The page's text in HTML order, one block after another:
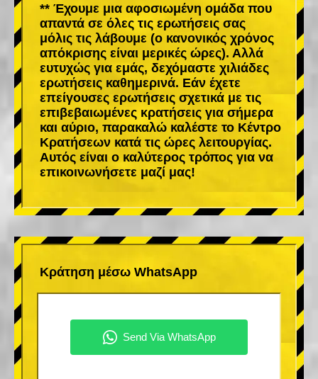
** Έχουμε μια αφοσιωμένη ομάδα που
απαντά σε όλες τις ερωτήσεις σας
μόλις τις λάβουμε (ο κανονικός χρόνος
απόκρισης είναι μερικές ώρες). Αλλά
ευτυχώς για εμάς, δεχόμαστε χιλιάδες
ερωτήσεις καθημερινά. Εάν έχετε
επείγουσες ερωτήσεις σχετικά με τις
επιβεβαιωμένες κρατήσεις για σήμερα
και αύριο, παρακαλώ καλέστε το Κέντρο
Κρατήσεων κατά τις ώρες λειτουργίας.
Αυτός είναι ο καλύτερος τρόπος για να
επικοινωνήσετε μαζί μας!
Κράτηση μέσω WhatsApp